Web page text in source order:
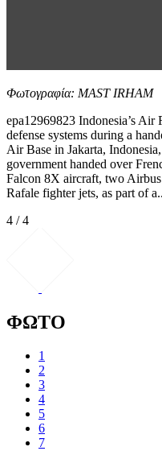
Φωτογραφία: MAST IRHAM
epa12969823 Indonesia’s Air
defense systems during a
Air Base in Jakarta,
government handed over
Falcon 8X aircraft, two
Rafale fighter jets, as part of
4 / 4
ΦΩΤΟ
1
2
3
4
5
6
7